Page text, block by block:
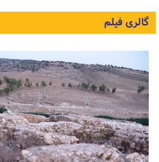
گالری فیلم